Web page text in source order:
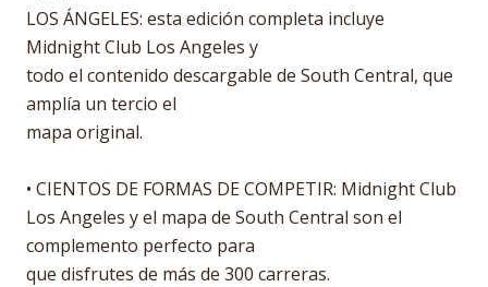
LOS ÁNGELES: esta edición completa incluye
Midnight Club Los Angeles y
todo el contenido descargable de South Central, que
amplía un tercio el
mapa original.
• CIENTOS DE FORMAS DE COMPETIR: Midnight Club
Los Angeles y el mapa de South Central son el
complemento perfecto para
que disfrutes de más de 300 carreras.